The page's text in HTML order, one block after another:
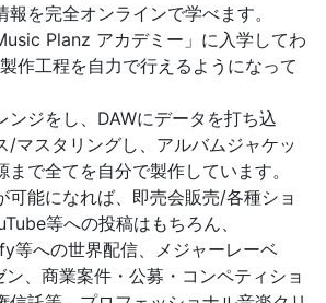
を完全オンラインで学べます。
Planz アカデミー」に入学してわ
作工程を自力で行えるようになって
ンジをし、DAWにデータを打ち込
/マスタリングし、アルバムジャケッ
まで全てを自分で製作しています。
可能になれば、即売会販売/各種ショ
等への投稿はもちろん、
への世界配信、メジャーレーベ
、商業案件・公募・コンペティショ